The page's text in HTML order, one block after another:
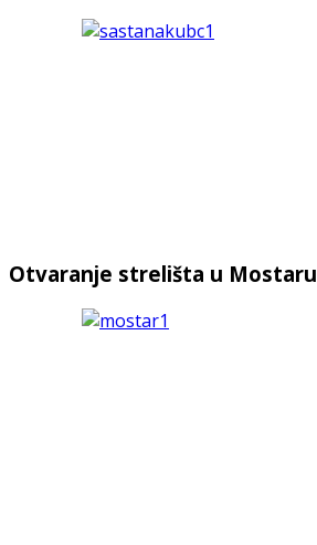
Otvaranje strelišta u Mostaru